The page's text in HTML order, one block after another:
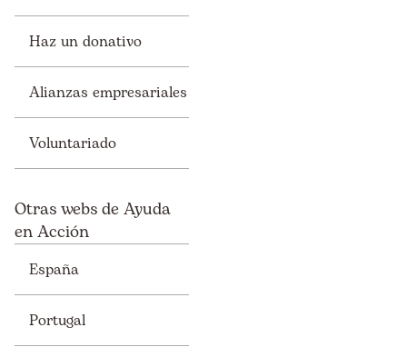
Haz un donativo
Alianzas empresariales
Voluntariado
Otras webs de Ayuda
en Acción
España
Portugal